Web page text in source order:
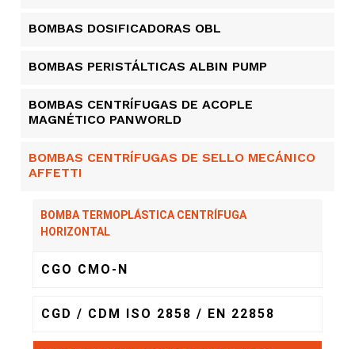
BOMBAS DOSIFICADORAS OBL
BOMBAS PERISTÁLTICAS ALBIN PUMP​
BOMBAS CENTRÍFUGAS DE ACOPLE
MAGNÉTICO PANWORLD
BOMBAS CENTRÍFUGAS DE SELLO MECÁNICO
AFFETTI
BOMBA TERMOPLÁSTICA CENTRÍFUGA
HORIZONTAL
CGO CMO-N
CGD / CDM ISO 2858 / EN 22858